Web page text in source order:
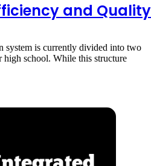
and Quality
system is currently divided into two
high school. While this structure